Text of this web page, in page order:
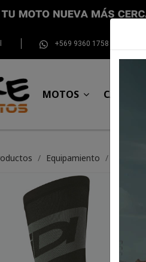
+569 9360 1758
MOTOS CASCOS
Equipamiento